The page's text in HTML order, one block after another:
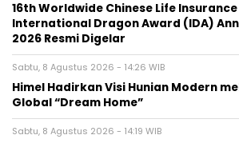
16th Worldwide Chinese Life
International Dragon Award (IDA)
2026 Resmi Digelar
Sabtu, 8 Agustus 2026 - 14:26 WIB
Himel Hadirkan Visi Hunian Modern
Global “Dream Home”
Sabtu, 8 Agustus 2026 - 14:19 WIB